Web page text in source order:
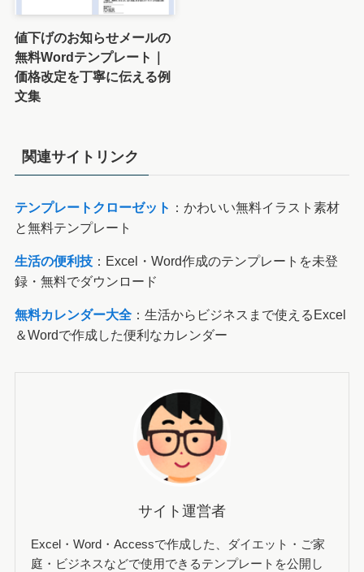
訃報の返信メール 無料
Wordテンプレート｜ビジ
ネス・友人・親戚向け例文
支払いメール 無料Wordテ
ンプレート｜振込完了・支
払い通知の例文
無料Wordテンプレート｜
値下げのお知らせメールの
無料Wordテンプレート｜
価格改定を丁寧に伝える例
関連サイトリンク